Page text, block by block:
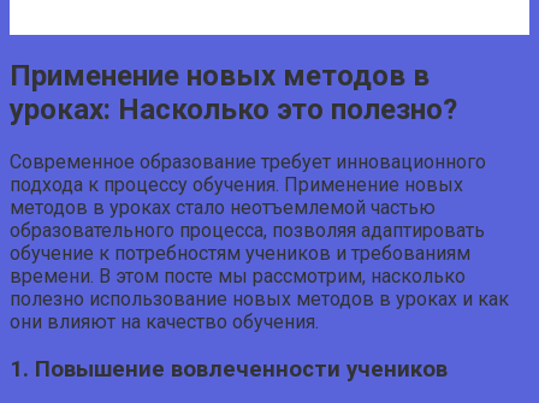
Применение новых методов в
уроках: Насколько это полезно?
Современное образование требует инновационного
подхода к процессу обучения. Применение новых
методов в уроках стало неотъемлемой частью
образовательного процесса, позволяя адаптировать
обучение к потребностям учеников и требованиям
времени. В этом посте мы рассмотрим, насколько
полезно использование новых методов в уроках и как
они влияют на качество обучения.
1. Повышение вовлеченности учеников